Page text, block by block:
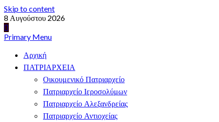
Skip to content
8 Αυγούστου 2026
Primary Menu
Αρχική
ΠΑΤΡΙΑΡΧΕΙΑ
Οικουμενικό Πατριαρχείο
Πατριαρχείο Ιεροσολύμων
Πατριαρχείο Αλεξανδρείας
Πατριαρχείο Αντιοχείας